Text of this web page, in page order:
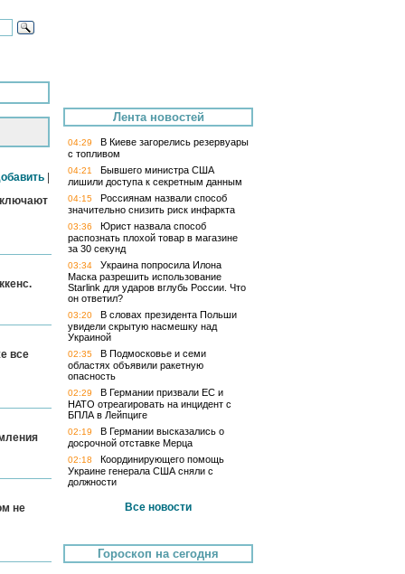
все
не
Лента новостей
04:29
В Киеве загорелись резервуары
с топливом
04:21
Бывшего министра США
лишили доступа к секретным данным
04:15
Россиянам назвали способ
значительно снизить риск инфаркта
03:36
Юрист назвала способ
распознать плохой товар в магазине
за 30 секунд
03:34
Украина попросила Илона
Маска разрешить использование
Starlink для ударов вглубь России. Что
он ответил?
03:20
В словах президента Польши
увидели скрытую насмешку над
Украиной
02:35
В Подмосковье и семи
областях объявили ракетную
опасность
02:29
В Германии призвали ЕС и
НАТО отреагировать на инцидент с
БПЛА в Лейпциге
02:19
В Германии высказались о
досрочной отставке Мерца
02:18
Координирующего помощь
Украине генерала США сняли с
должности
Все новости
Гороскоп на сегодня